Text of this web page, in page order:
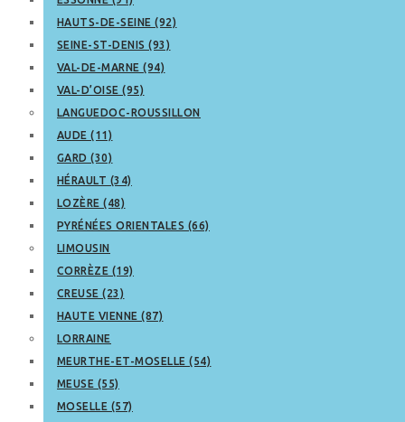
HAUTS-DE-SEINE (92)
SEINE-ST-DENIS (93)
VAL-DE-MARNE (94)
VAL-D’OISE (95)
LANGUEDOC-ROUSSILLON
AUDE (11)
GARD (30)
HÉRAULT (34)
LOZÈRE (48)
PYRÉNÉES ORIENTALES (66)
LIMOUSIN
CORRÈZE (19)
CREUSE (23)
HAUTE VIENNE (87)
LORRAINE
MEURTHE-ET-MOSELLE (54)
MEUSE (55)
MOSELLE (57)